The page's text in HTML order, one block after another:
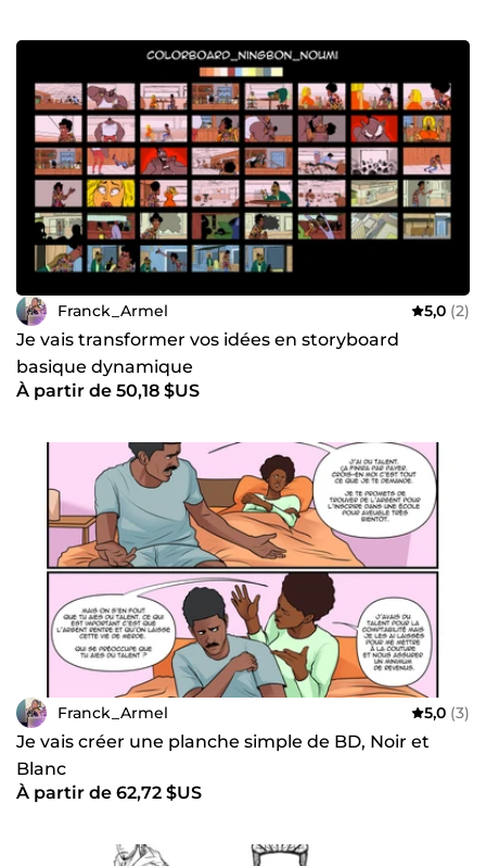
Franck_Armel 5,0 (2)
Je vais transformer vos idées en storyboard
basique dynamique
À partir de 50,18 $US
Franck_Armel 5,0 (3)
Je vais créer une planche simple de BD, Noir et
Blanc
À partir de 62,72 $US